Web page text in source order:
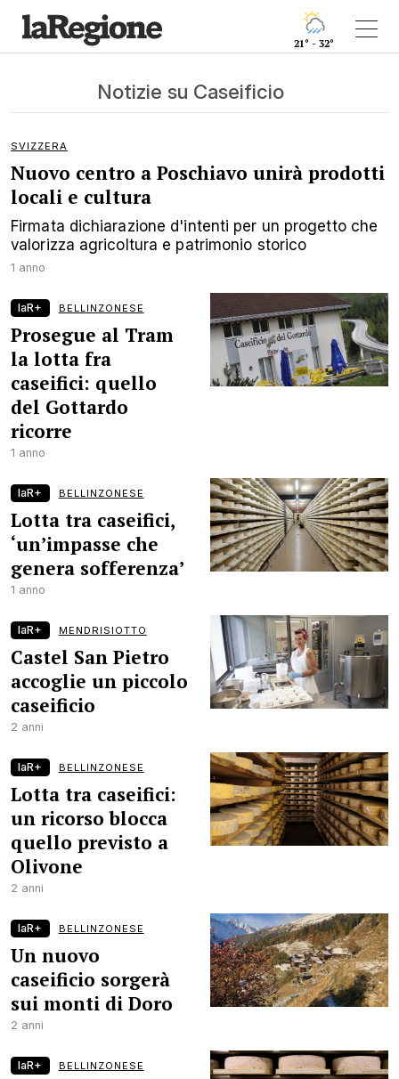
21° - 32°
Notizie su Caseificio
SVIZZERA
Nuovo centro a Poschiavo unirà prodotti
locali e cultura
Firmata dichiarazione d'intenti per un progetto che
valorizza agricoltura e patrimonio storico
1 anno
laR+ BELLINZONESE
Prosegue al Tram
la lotta fra
caseifici: quello
del Gottardo
ricorre
1 anno
laR+ BELLINZONESE
Lotta tra caseifici,
‘un’impasse che
genera sofferenza’
1 anno
laR+ MENDRISIOTTO
Castel San Pietro
accoglie un piccolo
caseificio
2 anni
laR+ BELLINZONESE
Lotta tra caseifici:
un ricorso blocca
quello previsto a
Olivone
2 anni
laR+ BELLINZONESE
Un nuovo
caseificio sorgerà
sui monti di Doro
2 anni
laR+ BELLINZONESE